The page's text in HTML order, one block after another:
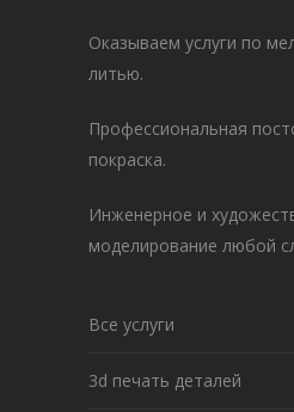
Оказываем услуги по
литью.
Профессиональная
покраска.
Инженерное и
моделирование любой
Все услуги
3d печать деталей